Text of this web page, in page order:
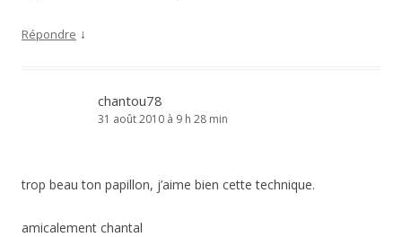
Répondre ↓
chantou78
31 août 2010 à 9 h 28 min
trop beau ton papillon, j’aime bien cette technique.
amicalement chantal